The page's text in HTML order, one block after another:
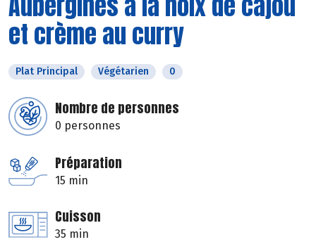
et crème au curry
Plat Principal Végétarien 0
Nombre de personnes
0 personnes
Préparation
15 min
Cuisson
35 min